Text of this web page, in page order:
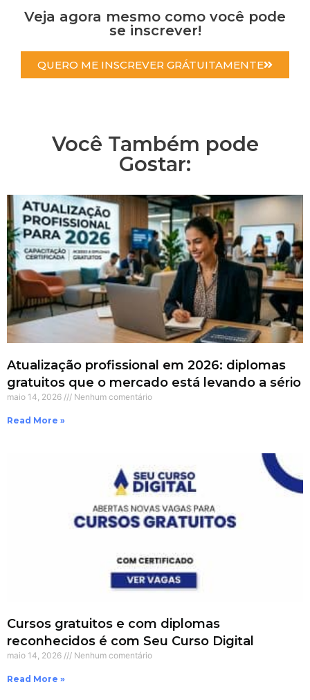
Veja agora mesmo como você pode
se inscrever!
QUERO ME INSCREVER GRÁTUITAMENTE
Você Também pode
Gostar:
Atualização profissional em 2026: diplomas
gratuitos que o mercado está levando a sério
maio 14, 2026 Nenhum comentário
Read More »
Cursos gratuitos e com diplomas
reconhecidos é com Seu Curso Digital
maio 14, 2026 Nenhum comentário
Read More »